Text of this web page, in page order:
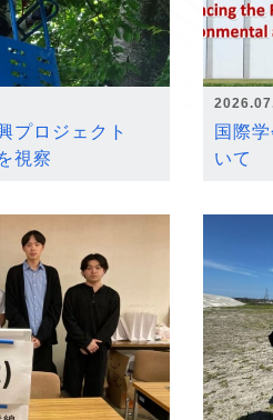
プロジェクト
視察
国際
いて